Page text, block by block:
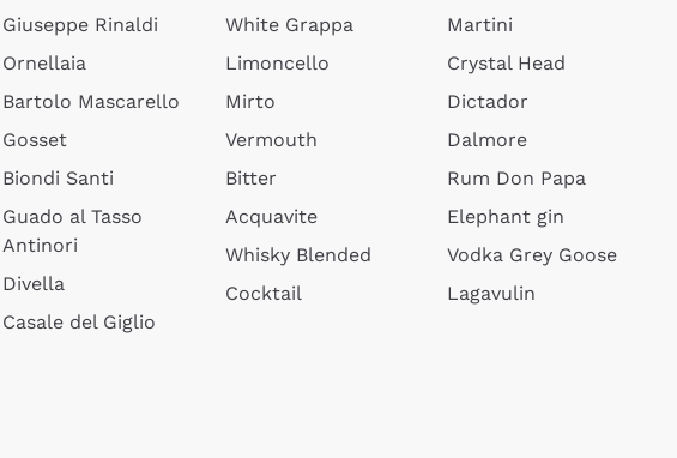
Giuseppe Rinaldi
Ornellaia
Bartolo Mascarello
Gosset
Biondi Santi
Guado al Tasso
Antinori
Divella
Casale del Giglio
White Grappa
Limoncello
Mirto
Vermouth
Bitter
Acquavite
Whisky Blended
Cocktail
Martini
Crystal Head
Dictador
Dalmore
Rum Don Papa
Elephant gin
Vodka Grey Goose
Lagavulin